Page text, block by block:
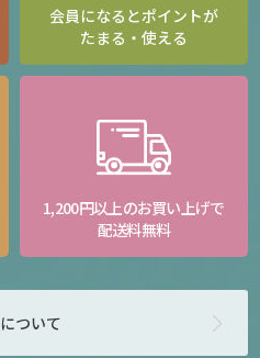
会員になるとポイントが
たまる・使える
1,200円以上のお買い上げで
配送料無料
について